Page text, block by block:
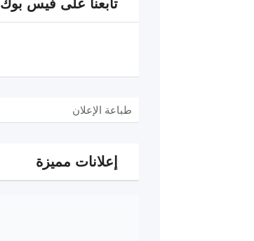
تابعنا على فيس بوك
طباعة الإعلان
إعلانات مميزة